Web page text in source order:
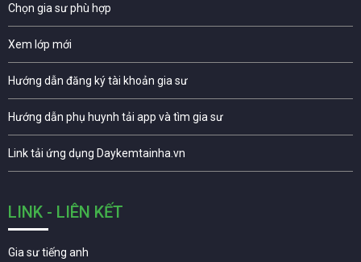
Chọn gia sư phù hợp
Xem lớp mới
Hướng dẫn đăng ký tài khoản gia sư
Hướng dẫn phụ huynh tải app và tìm gia sư
Link tải ứng dụng Daykemtainha.vn
LINK - LIÊN KẾT
Gia sư tiếng anh